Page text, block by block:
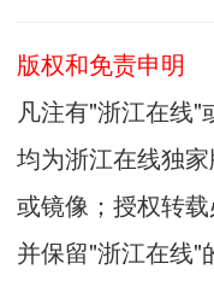
版权和免责申明
凡注有"浙江在线"
均为浙江在线独
或镜像；授权转
并保留"浙江在线"